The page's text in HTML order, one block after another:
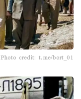
Photo credit: t.me/bort_01